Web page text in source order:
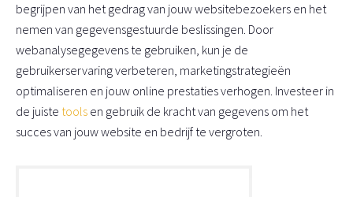
begrijpen van het gedrag van jouw websitebezoekers en het
nemen van gegevensgestuurde beslissingen. Door
webanalysegegevens te gebruiken, kun je de
gebruikerservaring verbeteren, marketingstrategieën
optimaliseren en jouw online prestaties verhogen. Investeer in
de juiste tools en gebruik de kracht van gegevens om het
succes van jouw website en bedrijf te vergroten.